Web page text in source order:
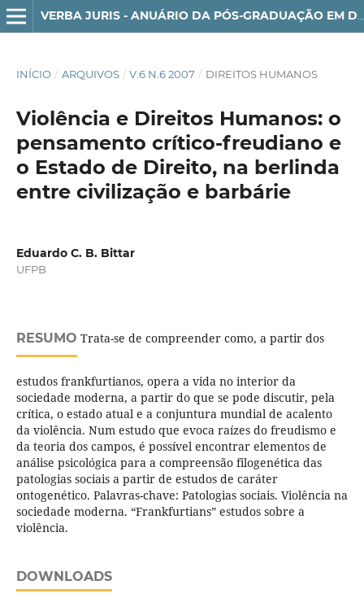
INÍCIO / ARQUIVOS / V.6 N.6 2007 / DIREITOS HUMANOS
Violência e Direitos Humanos: o
pensamento crítico-freudiano e
o Estado de Direito, na berlinda
entre civilização e barbárie
Eduardo C. B. Bittar
UFPB
RESUMO Trata-se de compreender como, a partir dos
estudos frankfurtianos, opera a vida no interior da
sociedade moderna, a partir do que se pode discutir, pela
crítica, o estado atual e a conjuntura mundial de acalento
da violência. Num estudo que evoca raízes do freudismo e
da teoria dos campos, é possível encontrar elementos de
análise psicológica para a compreensão filogenética das
patologias sociais a partir de estudos de caráter
ontogenético. Palavras-chave: Patologias sociais. Violência na
sociedade moderna. “Frankfurtians” estudos sobre a
violência.
DOWNLOADS